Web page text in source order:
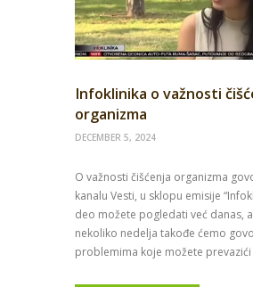
Infoklinika o važnosti
organizma
DECEMBER 5, 2024
O važnosti čišćenja organizma
kanalu Vesti, u sklopu emisije
deo možete pogledati već danas,
nekoliko nedelja takođe ćemo
problemima koje možete prevazići